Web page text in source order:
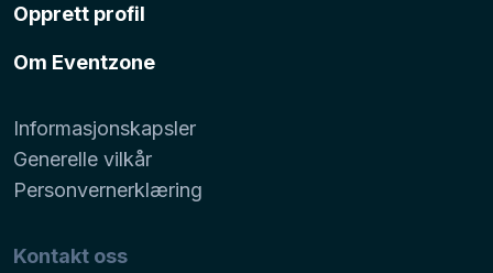
Opprett profil
Om Eventzone
Informasjonskapsler
Generelle vilkår
Personvernerklæring
Kontakt oss